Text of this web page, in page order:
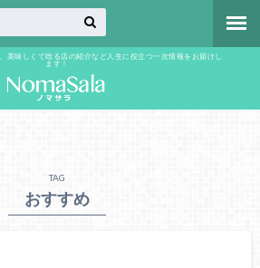
美味しくて唸る店の紹介など人生に役立つ一次情報をお届けし
ます！
TAG
おすすめ